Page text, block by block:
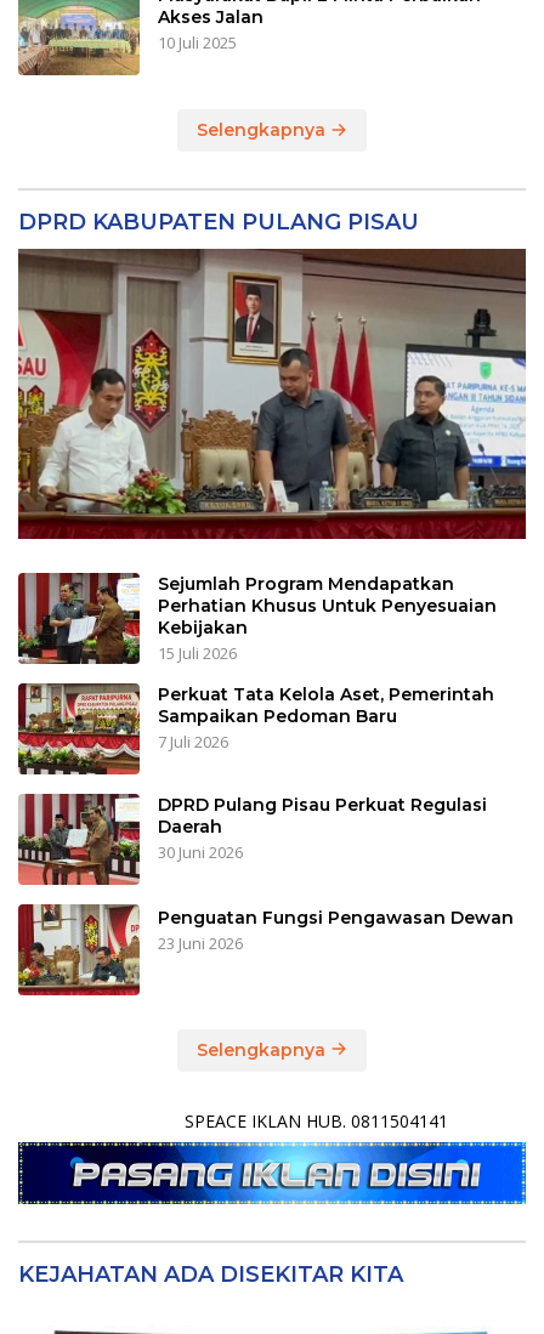
Akses Jalan
10 Juli 2025
Selengkapnya
DPRD KABUPATEN PULANG PISAU
Sejumlah Program Mendapatkan
Perhatian Khusus Untuk Penyesuaian
Kebijakan
15 Juli 2026
Perkuat Tata Kelola Aset, Pemerintah
Sampaikan Pedoman Baru
7 Juli 2026
DPRD Pulang Pisau Perkuat Regulasi
Daerah
30 Juni 2026
Penguatan Fungsi Pengawasan Dewan
23 Juni 2026
Selengkapnya
SPEACE IKLAN HUB. 0811504141
KEJAHATAN ADA DISEKITAR KITA